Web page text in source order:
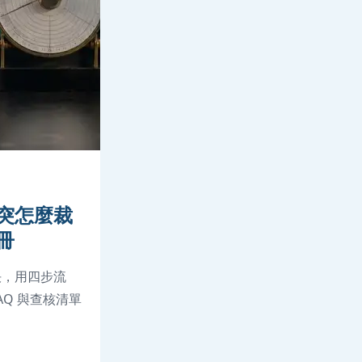
怎麼裁
用四步流
與查核清單